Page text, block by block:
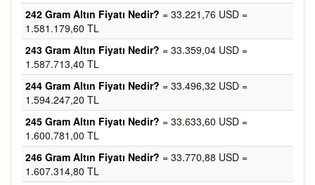
242 Gram Altın Fiyatı Nedir? = 33.221,76 USD =
1.581.179,60 TL
243 Gram Altın Fiyatı Nedir? = 33.359,04 USD =
1.587.713,40 TL
244 Gram Altın Fiyatı Nedir? = 33.496,32 USD =
1.594.247,20 TL
245 Gram Altın Fiyatı Nedir? = 33.633,60 USD =
1.600.781,00 TL
246 Gram Altın Fiyatı Nedir? = 33.770,88 USD =
1.607.314,80 TL